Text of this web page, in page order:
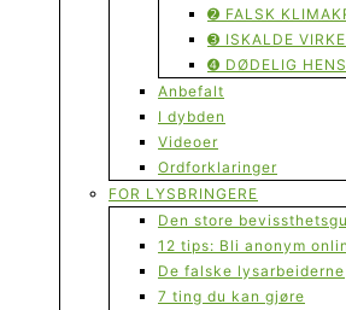
➋ FALSK
➌ ISKALDE
➍ DØDELIG
Anbefalt
I dybden
Videoer
Ordforklaringer
FOR LYSBRINGERE
Den store
12 tips: Bli anonym
De falske lysarbeiderne
7 ting du kan gjøre